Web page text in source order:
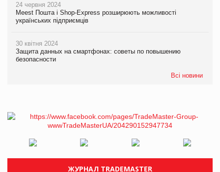
24 червня 2024
Meest Пошта і Shop-Express розширюють можливості
українських підприємців
30 квітня 2024
Защита данных на смартфонах: советы по повышению
безопасности
Всі новини
ЖУРНАЛ TRADEMASTER